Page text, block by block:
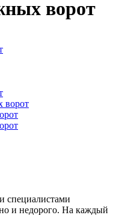
ворот
ворот
специалистами
и недорого. На каждый